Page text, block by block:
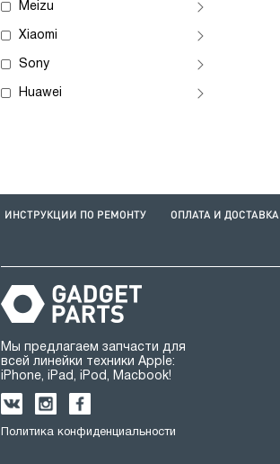
Meizu
Xiaomi
Sony
Huawei
ИНСТРУКЦИИ ПО РЕМОНТУ ОПЛАТА И ДОСТАВКА
Мы предлагаем запчасти для
всей линейки техники Apple:
iPhone, iPad, iPod, Macbook!
Политика конфиденциальности